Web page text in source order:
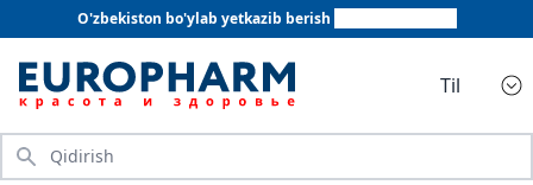
O'zbekiston bo'ylab yetkazib berish
Til
Qidirish